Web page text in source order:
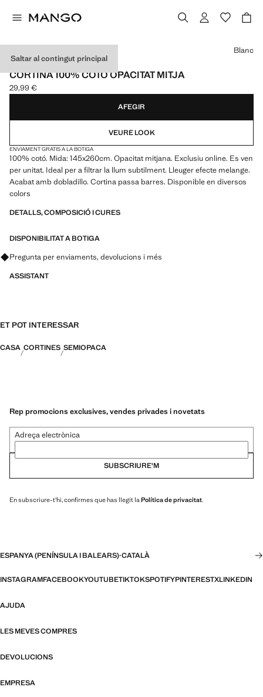
Saltar al contingut principal
MADE IN SPAIN
CORTINA 100% COTÓ OPACITAT MITJA
Preu actual [29,99 € ]
29,99 €
Selecciona un color
Blanc
AFEGIR
VEURE LOOK
ENVIAMENT GRATIS A LA BOTIGA
100% cotó. Mida: 145x260cm. Opacitat mitjana. Exclusiu online. Es ven
per unitat. Ideal per a filtrar la llum subtilment. Lleuger efecte melange.
Acabat amb dobladillo. Cortina passa barres. Disponible en diversos
colors
DETALLS, COMPOSICIÓ I CURES
DISPONIBILITAT A BOTIGA
Pregunta per enviaments, devolucions i més
ASSISTANT
ET POT INTERESSAR
CASA CORTINES SEMIOPACA
Rep promocions exclusives, vendes privades i novetats
Adreça electrònica
SUBSCRIURE'M
En subscriure-t'hi, confirmes que has llegit la Política de privacitat.
ESPANYA (PENÍNSULA I BALEARS)·CATALÀ
INSTAGRAMFACEBOOKYOUTUBETIKTOKSPOTIFYPINTERESTXLINKEDIN
AJUDA
LES MEVES COMPRES
DEVOLUCIONS
EMPRESA